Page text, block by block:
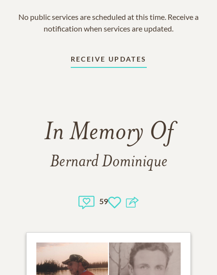
No public services are scheduled at this time. Receive a
notification when services are updated.
RECEIVE UPDATES
In Memory Of
Bernard Dominique
59